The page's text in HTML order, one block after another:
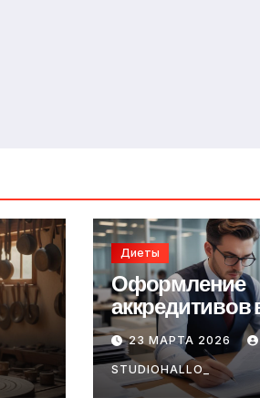
Диеты
Оформление
аккредитивов
торговле
23 МАРТА 2026
STUDIOHALLO_